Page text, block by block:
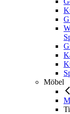
Möbel